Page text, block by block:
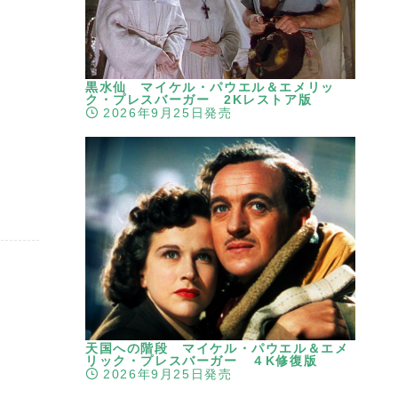
黒水仙 マイケル・パウエル＆エメリッ
ク・プレスバーガー 2Kレストア版
2026年9月25日発売
天国への階段 マイケル・パウエル＆エメ
リック・プレスバーガー ４K修復版
2026年9月25日発売